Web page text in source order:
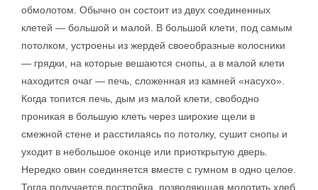
обмолотом. Обычно он состоит из двух соединенных
клетей — большой и малой. В большой клети, под самым
потолком, устроены из жердей своеобразные колосники
— грядки, на которые вешаются снопы, а в малой клети
находится очаг — печь, сложенная из камней «насухо».
Когда топится печь, дым из малой клети, свободно
проникая в большую клеть через широкие щели в
смежной стене и расстилаясь по потолку, сушит снопы и
уходит в небольшое оконце или приоткрытую дверь.
Нередко овин соединяется вместе с гумном в одно целое.
Тогда получается постройка, позволяющая молотить хлеб